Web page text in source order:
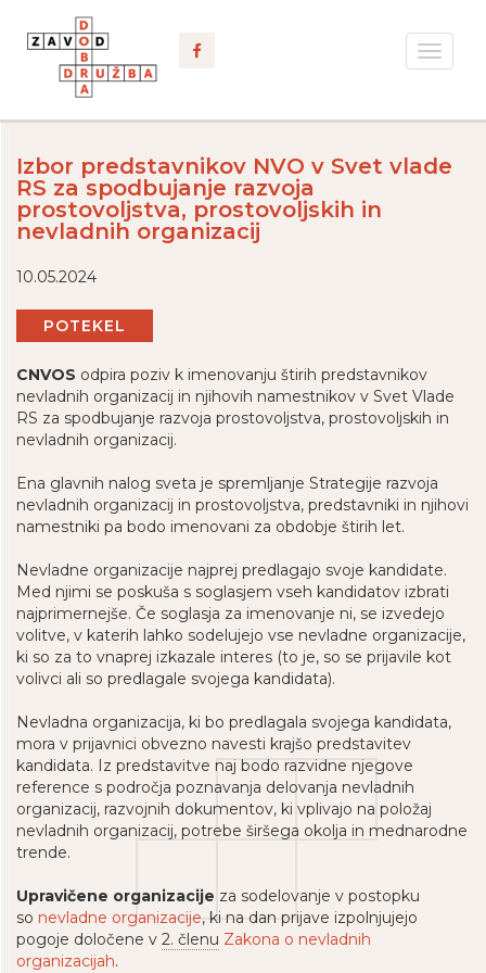
Toggle
Izbor predstavnikov NVO v Svet vlade
RS za spodbujanje razvoja
prostovoljstva, prostovoljskih in
nevladnih organizacij
10.05.2024
POTEKEL
CNVOS odpira poziv k imenovanju štirih predstavnikov
nevladnih organizacij in njihovih namestnikov v Svet Vlade
RS za spodbujanje razvoja prostovoljstva, prostovoljskih in
nevladnih organizacij.
Ena glavnih nalog sveta je spremljanje Strategije razvoja
nevladnih organizacij in prostovoljstva, predstavniki in njihovi
namestniki pa bodo imenovani za obdobje štirih let.
Nevladne organizacije najprej predlagajo svoje kandidate.
Med njimi se poskuša s soglasjem vseh kandidatov izbrati
najprimernejše. Če soglasja za imenovanje ni, se izvedejo
volitve, v katerih lahko sodelujejo vse nevladne organizacije,
ki so za to vnaprej izkazale interes (to je, so se prijavile kot
volivci ali so predlagale svojega kandidata).
Nevladna organizacija, ki bo predlagala svojega kandidata,
mora v prijavnici obvezno navesti krajšo predstavitev
kandidata. Iz predstavitve naj bodo razvidne njegove
reference s področja poznavanja delovanja nevladnih
organizacij, razvojnih dokumentov, ki vplivajo na položaj
nevladnih organizacij, potrebe širšega okolja in mednarodne
trende.
Upravičene organizacije za sodelovanje v postopku
so nevladne organizacije, ki na dan prijave izpolnjujejo
pogoje določene v 2. členu Zakona o nevladnih
organizacijah.